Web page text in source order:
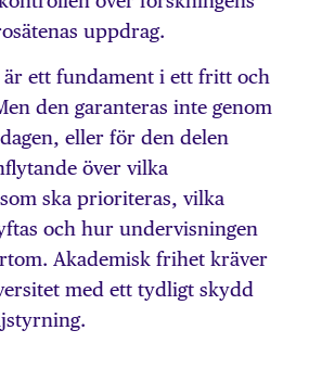
uppdrag.
ett fundament i ett fritt och
den garanteras inte genom
eller för den delen
över vilka
ska prioriteras, vilka
och hur undervisningen
Akademisk frihet kräver
med ett tydligt skydd